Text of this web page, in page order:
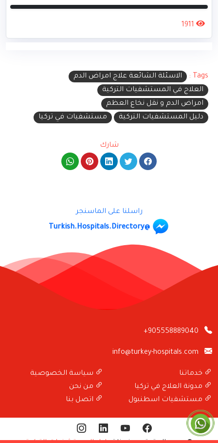
1911
Tags :
الاسئلة الشائعة علاج امراض الدم
العلاج في المستشفيات التركية
امراض الدم و نقل نخاع العظم
دليل المستشفيات التركية
مستشفيات في تركيا
شارك
راسلنا على الماسنجر
@Turkish.Hospitals.Directory
+905558889040
info@turkey-hospitals.com
خدماتنا
مدونة العلاج في تركيا
مستشفيات اسطنبول
سياسة الخصوصية
من نحن
اتصل بنا